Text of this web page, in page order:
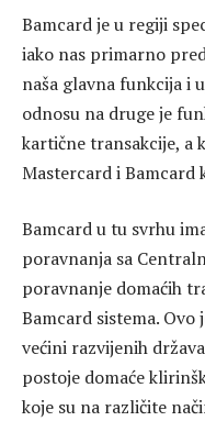
Bamcard je u regiji
iako nas primarno
naša glavna funkcija i
odnosu na druge je
kartične transakcije, a
Mastercard i Bamcard
Bamcard u tu svrhu
poravnanja sa
poravnanje domaćih
Bamcard sistema.
većini razvijenih
postoje domaće
koje su na različite